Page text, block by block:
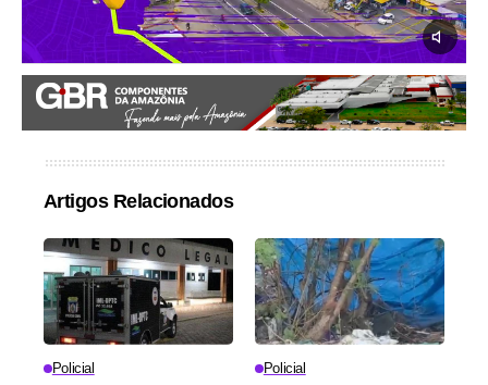
Artigos Relacionados
Policial Policial